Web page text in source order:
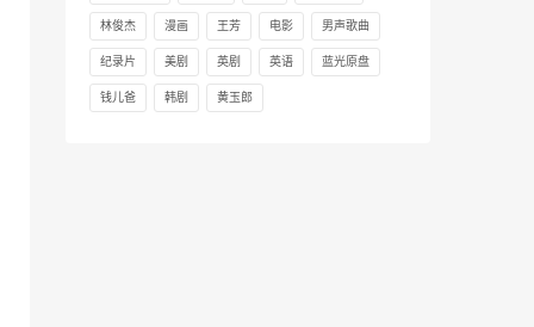
林俊杰 漫画 王芳 电影 男声歌曲
纪录片 美剧 英剧 英语 蓝光原盘
钱儿爸 韩剧 黄玉郎